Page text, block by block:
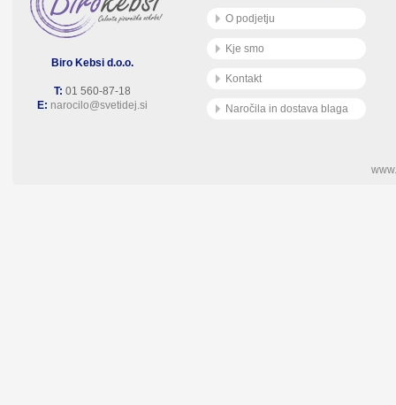
Biro Kebsi d.o.o.
T: 01 560-87-18
E: narocilo@svetidej.si
O podjetju
Kje smo
Kontakt
Naročila in dostava blaga